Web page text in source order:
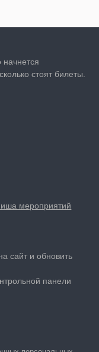
начнется
стоят билеты.
мероприятий
сайт и обновить
панели